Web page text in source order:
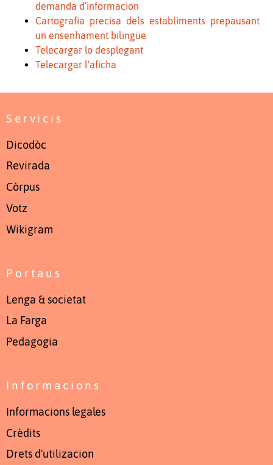
demanda d’informacion
Cartografia precisa dels establiments prepausant
un ensenhament bilingüe
Telecargar lo desplegant
Telecargar l'aficha
Servicis
Dicodòc
Revirada
Còrpus
Votz
Wikigram
Portaus
Lenga & societat
La Farga
Pedagogia
Informacions
Informacions legales
Crèdits
Drets d'utilizacion